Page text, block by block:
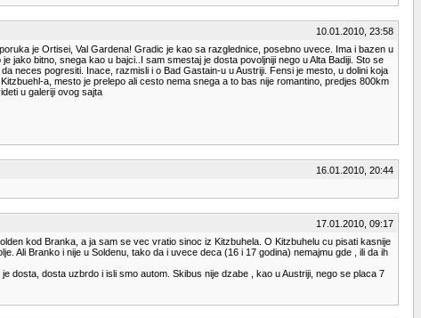
10.01.2010, 23:58
je Ortisei, Val Gardena! Gradic je kao sa razglednice, posebno uvece. Ima i bazen u
bitno, snega kao u bajci..I sam smestaj je dosta povoljniji nego u Alta Badiji. Sto se
neces pogresiti. Inace, razmisli i o Bad Gastain-u u Austriji. Fensi je mesto, u dolini koja
a, mesto je prelepo ali cesto nema snega a to bas nije romantino, predjes 800km
u galeriji ovog sajta
16.01.2010, 20:44
17.01.2010, 09:17
kod Branka, a ja sam se vec vratio sinoc iz Kitzbuhela. O Kitzbuhelu cu pisati kasnije
Ali Branko i nije u Soldenu, tako da i uvece deca (16 i 17 godina) nemajmu gde , ili da ih
dosta, dosta uzbrdo i isli smo autom. Skibus nije dzabe , kao u Austriji, nego se placa 7